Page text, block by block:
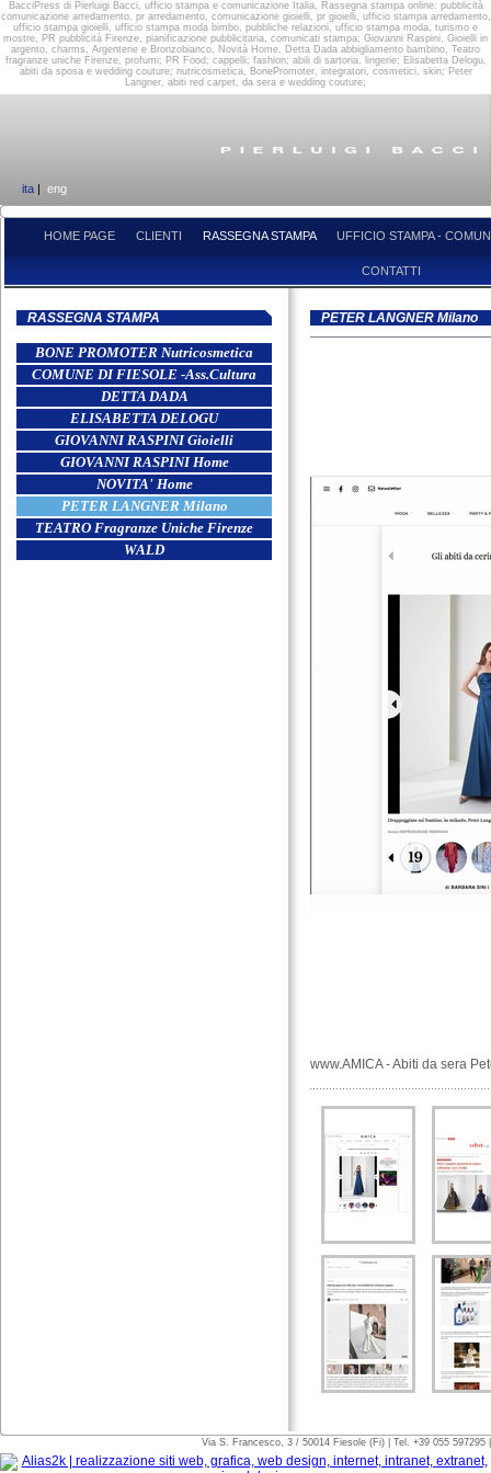
BacciPress di Pierluigi Bacci, ufficio stampa e comunicazione Italia, Rassegna stampa online: pubblicità
comunicazione arredamento, pr arredamento, comunicazione gioielli, pr gioielli, ufficio stampa arredamento,
ufficio stampa gioielli, ufficio stampa moda bimbo, pubbliche relazioni, ufficio stampa moda, turismo e
mostre, PR pubblicità Firenze, pianificazione pubblicitaria, comunicati stampa; Giovanni Raspini, Gioielli in
argento, charms, Argenterie e Bronzobianco, Novità Home, Detta Dada abbigliamento bambino, Teatro
fragranze uniche Firenze, profumi; PR Food; cappelli; fashion; abili di sartoria, lingerie; Elisabetta Delogu,
abiti da sposa e wedding couture; nutricosmetica, BonePromoter, integratori, cosmetici, skin; Peter
Langner, abiti red carpet, da sera e wedding couture;
ita | eng
HOME PAGE CLIENTI RASSEGNA STAMPA UFFICIO STAMPA -
CONTATTI
RASSEGNA STAMPA
BONE PROMOTER Nutricosmetica
COMUNE DI FIESOLE -Ass.Cultura
DETTA DADA
ELISABETTA DELOGU
GIOVANNI RASPINI Gioielli
GIOVANNI RASPINI Home
NOVITA' Home
PETER LANGNER Milano
TEATRO Fragranze Uniche Firenze
WALD
PETER LANGNER Milano
www.AMICA - Abiti da sera
Via S. Francesco, 3 / 50014 Fiesole (Fi) | Tel. +39 055 597295